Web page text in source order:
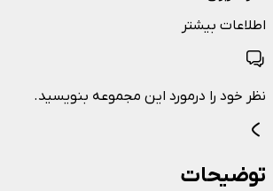
اطلاعات بیشتر
نظر خود را درمورد این مجموعه بنویسید.
توضیحات